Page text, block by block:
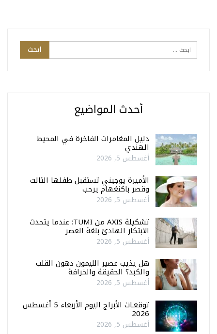
أحدث المواضيع
دليل المغامرات الفاخرة في المحيط
الهندي
أغسطس 5, 2026
الأميرة يوجيني تستقبل طفلها الثالث
وقصر باكنغهام يرحب
أغسطس 5, 2026
تشكيلة AXIS من TUMI: عندما يتحدث
الابتكار الهادئ بلغة العصر
أغسطس 5, 2026
هل يذيب عصير الليمون دهون القلب
والكبد؟ الحقيقة والخرافة
أغسطس 5, 2026
توقعـات الأبراج اليوم الأربعاء 5 أغسطس
2026
أغسطس 5, 2026